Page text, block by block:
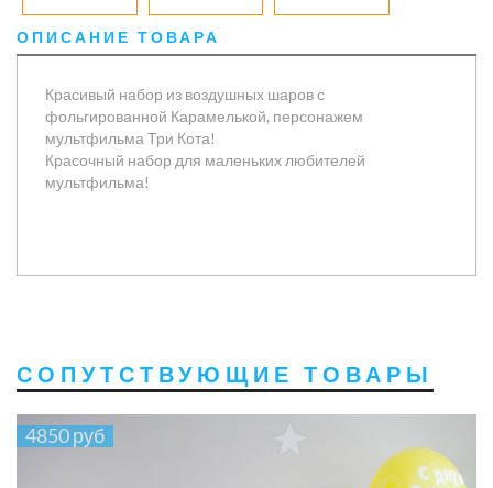
ОПИСАНИЕ ТОВАРА
Красивый набор из воздушных шаров с
фольгированной Карамелькой, персонажем
мультфильма Три Кота!
Красочный набор для маленьких любителей
мультфильма!
СОПУТСТВУЮЩИЕ ТОВАРЫ
4850 руб